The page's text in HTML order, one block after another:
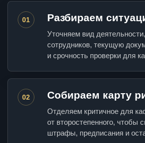
01 Разбираем
Уточняем вид
сотрудников, текущую
и срочность проверки для
02 Собираем карту
Отделяем критичное для
от второстепенного, чтобы
штрафы, предписания и